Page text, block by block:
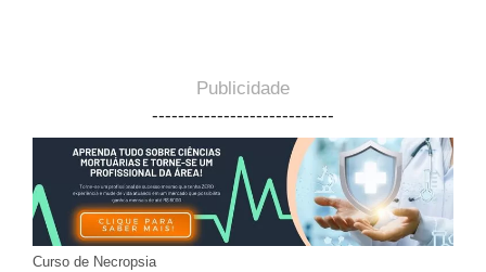
Publicidade
----------------------------
Curso de Necropsia